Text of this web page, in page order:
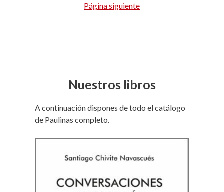
Página siguiente
Nuestros libros
A continuación dispones de todo el catálogo
de Paulinas completo.